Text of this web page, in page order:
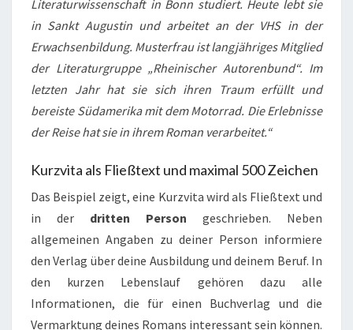
Literaturwissenschaft in Bonn studiert. Heute lebt sie
in Sankt Augustin und arbeitet an der VHS in der
Erwachsenbildung. Musterfrau ist langjähriges Mitglied
der Literaturgruppe „Rheinischer Autorenbund“. Im
letzten Jahr hat sie sich ihren Traum erfüllt und
bereiste Südamerika mit dem Motorrad. Die Erlebnisse
der Reise hat sie in ihrem Roman verarbeitet.“
Kurzvita als Fließtext und maximal 500 Zeichen
Das Beispiel zeigt, eine Kurzvita wird als Fließtext und
in der dritten Person geschrieben. Neben
allgemeinen Angaben zu deiner Person informiere
den Verlag über deine Ausbildung und deinem Beruf. In
den kurzen Lebenslauf gehören dazu alle
Informationen, die für einen Buchverlag und die
Vermarktung deines Romans interessant sein können.